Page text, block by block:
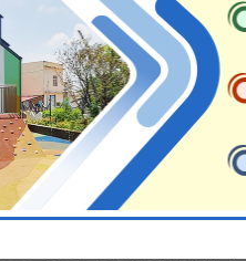
年度第2次